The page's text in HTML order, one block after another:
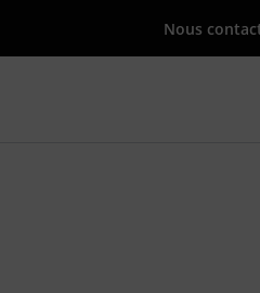
Nous
la recherche avec le